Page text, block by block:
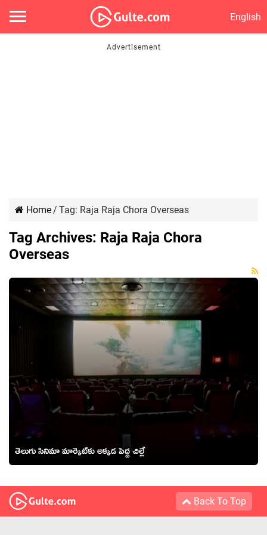
English
Home/ Tag: Raja Raja Chora Overseas
Tag Archives: Raja Raja Chora
Overseas
తెలుగు సినిమా మార్కెట్‌కు అక్క‌డ‌ పెద్ద‌ చిల్లే
Back To Top